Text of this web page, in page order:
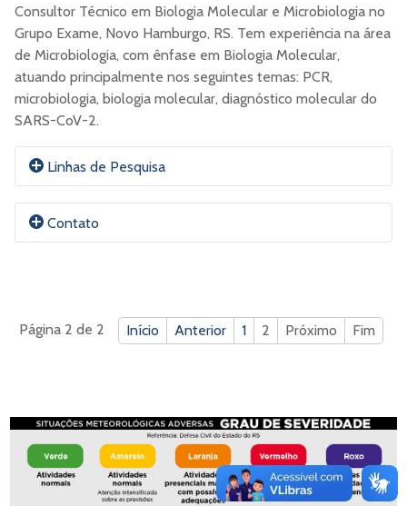
Consultor Técnico em Biologia Molecular e Microbiologia no
Grupo Exame, Novo Hamburgo, RS. Tem experiência na área
de Microbiologia, com ênfase em Biologia Molecular,
atuando principalmente nos seguintes temas: PCR,
microbiologia, biologia molecular, diagnóstico molecular do
SARS-CoV-2.
Linhas de Pesquisa
Imunorregulação em doenças inflamatórias e infeciosas
e doenças crônicas não infecciosas; imunopatogenia de
Contato
Site
Página 2 de 2 Início Anterior 1 2 Próximo Fim